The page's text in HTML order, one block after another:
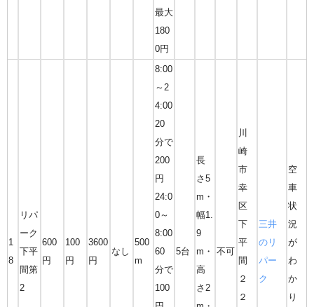
最大
180
0円
1
8
リパ
ーク
下平
間第
2
600
円
100
円
3600
円
なし
500
m
8:00
～2
4:00
20
分で
200
円
24:0
0～
8:00
60
分で
100
5台
長
さ5
m・
幅1.
9
m・
高
さ2
不可
川
崎
市
幸
区
下
平
間
２
２
三井
のリ
パー
ク
空
車
状
況
が
わ
か
り